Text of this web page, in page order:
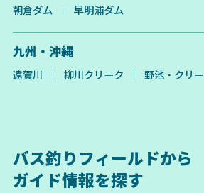
朝倉ダム
早明浦ダム
九州・沖縄
遠賀川 柳川クリーク 野池・クリ
バス釣りフィールドから
ガイド情報を探す